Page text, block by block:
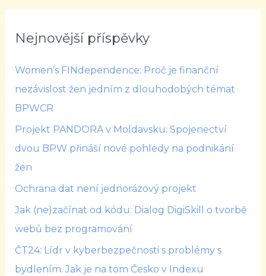
Nejnovější příspěvky
Women’s FINdependence: Proč je finanční
nezávislost žen jedním z dlouhodobých témat
BPWCR
Projekt PANDORA v Moldavsku: Spojenectví
dvou BPW přináší nové pohledy na podnikání
žen
Ochrana dat není jednorázový projekt
Jak (ne)začínat od kódu: Dialog DigiSkill o tvorbě
webů bez programování
ČT24: Lídr v kyberbezpečnosti s problémy s
bydlením. Jak je na tom Česko v Indexu